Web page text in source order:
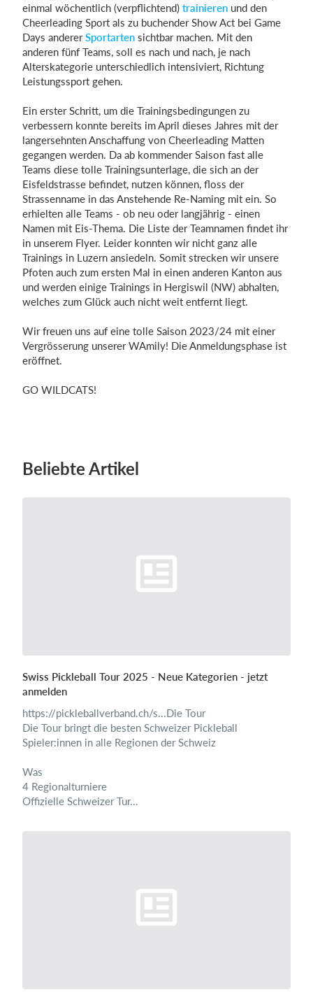
einmal wöchentlich (verpflichtend) trainieren und den
Cheerleading Sport als zu buchender Show Act bei Game
Days andererSportarten sichtbar machen. Mit den
anderen fünf Teams, soll es nach und nach, je nach
Alterskategorie unterschiedlich intensiviert, Richtung
Leistungssport gehen.
Ein erster Schritt, um die Trainingsbedingungen zu
verbessern konnte bereits im April dieses Jahres mit der
langersehnten Anschaffung von Cheerleading Matten
gegangen werden. Da ab kommender Saison fast alle
Teams diese tolle Trainingsunterlage, die sich an der
Eisfeldstrasse befindet, nutzen können, floss der
Strassenname in das Anstehende Re-Naming mit ein. So
erhielten alle Teams - ob neu oder langjährig - einen
Namen mit Eis-Thema. Die Liste der Teamnamen findet ihr
in unserem Flyer. Leider konnten wir nicht ganz alle
Trainings in Luzern ansiedeln. Somit strecken wir unsere
Pfoten auch zum ersten Mal in einen anderen Kanton aus
und werden einige Trainings in Hergiswil (NW) abhalten,
welches zum Glück auch nicht weit entfernt liegt.
Wir freuen uns auf eine tolle Saison 2023/24 mit einer
Vergrösserung unserer WAmily! Die Anmeldungsphase ist
eröffnet.
GO WILDCATS!
Beliebte Artikel
Swiss Pickleball Tour 2025 - Neue Kategorien - jetzt
anmelden
https://pickleballverband.ch/s...Die Tour
Die Tour bringt die besten Schweizer Pickleball
Spieler:innen in alle Regionen der Schweiz
Was
4 Regionalturniere
Offizielle Schweizer Tur...